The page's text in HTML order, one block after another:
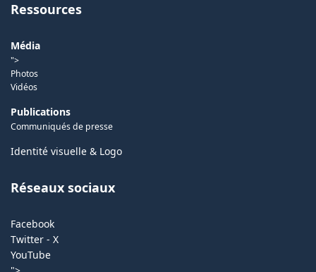
Ressources
Média
">
Photos
Vidéos
Publications
Communiqués de presse
Identité visuelle & Logo
Réseaux sociaux
Facebook
Twitter - X
YouTube